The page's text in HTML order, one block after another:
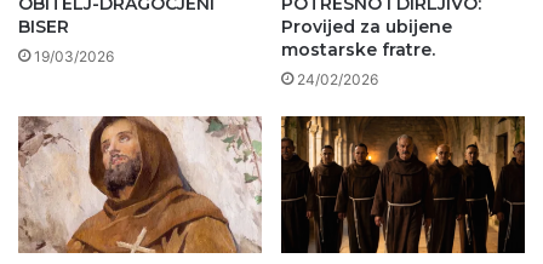
BISER
19/03/2026
Provijed za ubijene
mostarske fratre.
24/02/2026